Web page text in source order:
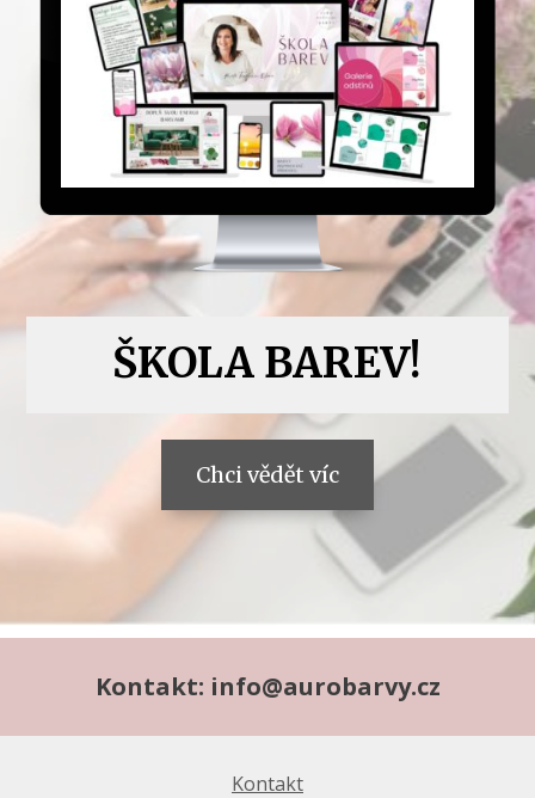
ŠKOLA BAREV!
Chci vědět víc
Kontakt: info@aurobarvy.cz
Kontakt